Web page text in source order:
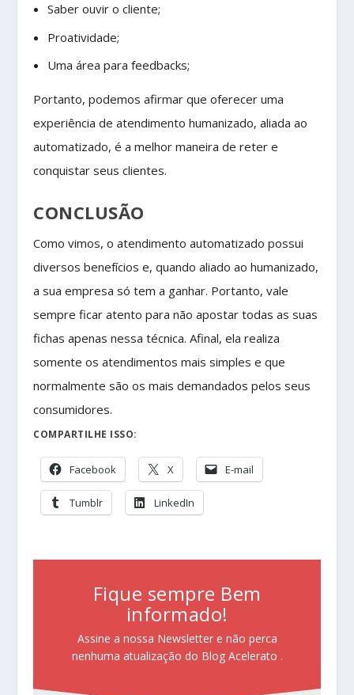
Saber ouvir o cliente;
Proatividade;
Uma área para feedbacks;
Portanto, podemos afirmar que oferecer uma
experiência de atendimento humanizado, aliada ao
automatizado, é a melhor maneira de reter e
conquistar seus clientes.
CONCLUSÃO
Como vimos, o atendimento automatizado possui
diversos benefícios e, quando aliado ao humanizado,
a sua empresa só tem a ganhar. Portanto, vale
sempre ficar atento para não apostar todas as suas
fichas apenas nessa técnica. Afinal, ela realiza
somente os atendimentos mais simples e que
normalmente são os mais demandados pelos seus
consumidores.
COMPARTILHE ISSO:
Facebook X E-mail
Tumblr LinkedIn
Fique sempre Bem
informado!
Assine a nossa Newsletter e não perca
nenhuma atualização do Blog Acelerato .